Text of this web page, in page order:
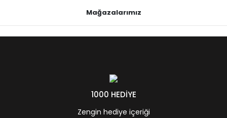
Mağazalarımız
1000 HEDİYE
Zengin hediye içeriği